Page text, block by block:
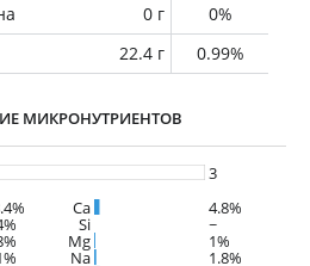
0 г
0%
22.4 г 0.99%
МИКРОНУТРИЕНТОВ
3
Ca 4.8%
Si ~
Mg 1%
Na 1.8%